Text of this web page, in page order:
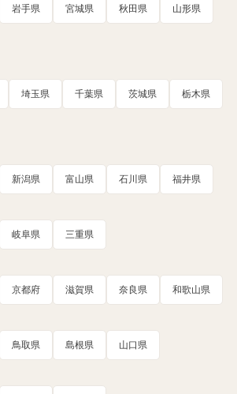
岩手県 宮城県 秋田県 山形県
埼玉県 千葉県 茨城県 栃木県
新潟県 富山県 石川県 福井県
岐阜県 三重県
京都府 滋賀県 奈良県 和歌山県
鳥取県 島根県 山口県